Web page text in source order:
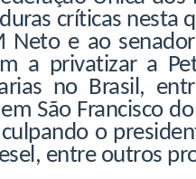
críticas nesta
Neto e ao
a privatizar a
no Brasil,
São Francisco
o
entre outros